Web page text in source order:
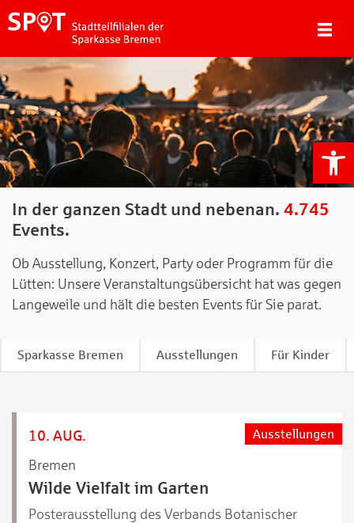
In der ganzen Stadt und nebenan. 4.745
Events.
Ob Ausstellung, Konzert, Party oder Programm für die
Lütten: Unsere Veranstaltungsübersicht hat was gegen
Langeweile und hält die besten Events für Sie parat.
Sparkasse Bremen Ausstellungen Für Kinder
10. AUG.
Bremen
Ausstellungen
Wilde Vielfalt im Garten
Posterausstellung des Verbands Botanischer